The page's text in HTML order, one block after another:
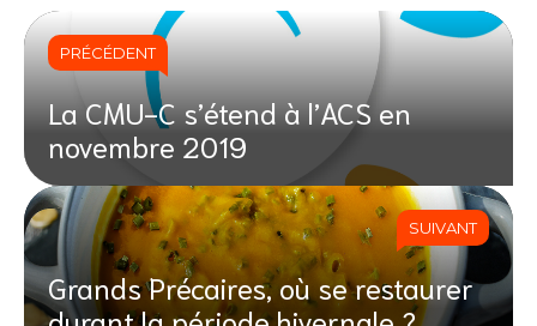
PRÉCÉDENT
La CMU-C s’étend à l’ACS en
novembre 2019
SUIVANT
Grands Précaires, où se restaurer